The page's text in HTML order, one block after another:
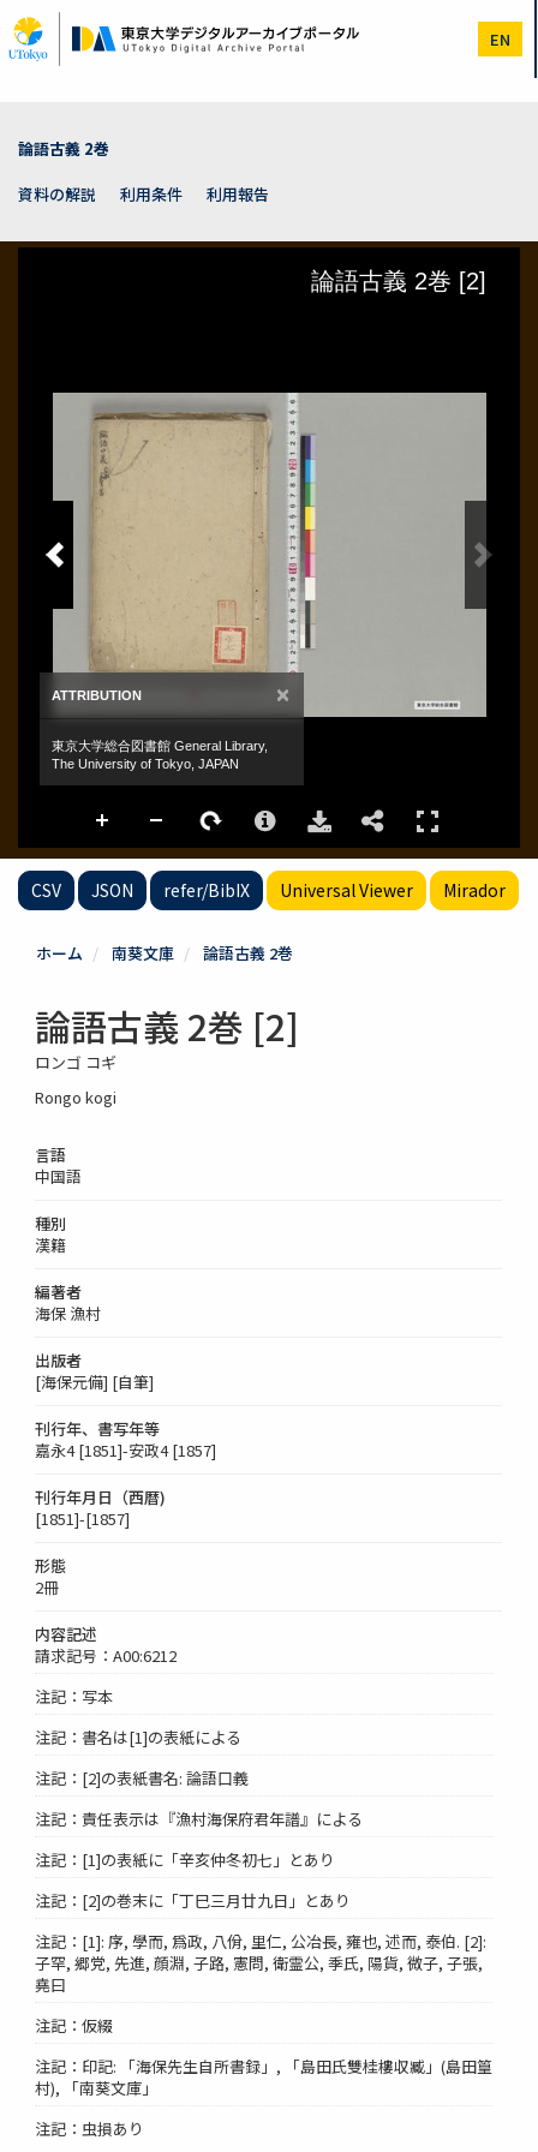
イ
ン
EN
論語古義 2巻
資料の解説
利用条件 利用報告
CSV JSON refer/BibIX Universal Viewer Mirador
ホーム 南葵文庫 論語古義 2巻
論語古義 2巻 [2]
ロンゴ コギ
Rongo kogi
言語
中国語
種別
漢籍
編著者
海保 漁村
出版者
[海保元備] [自筆]
刊行年、書写年等
嘉永4 [1851]-安政4 [1857]
刊行年月日（西暦)
[1851]-[1857]
形態
2冊
内容記述
請求記号：A00:6212
注記：写本
注記：書名は[1]の表紙による
注記：[2]の表紙書名: 論語口義
注記：責任表示は『漁村海保府君年譜』による
注記：[1]の表紙に「辛亥仲冬初七」とあり
注記：[2]の巻末に「丁巳三月廿九日」とあり
注記：[1]: 序, 學而, 爲政, 八佾, 里仁, 公冶長, 雍也, 述而, 泰伯. [2]:
子罕, 郷党, 先進, 顔淵, 子路, 憲問, 衛霊公, 季氏, 陽貨, 微子, 子張,
堯曰
注記：仮綴
注記：印記: 「海保先生自所書録」, 「島田氏雙桂樓収臧」(島田篁
村), 「南葵文庫」
注記：虫損あり